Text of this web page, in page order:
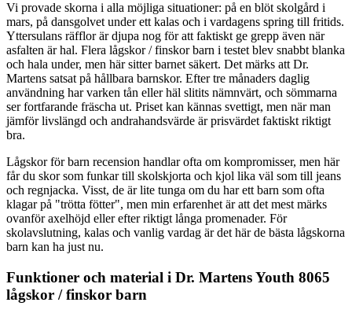
Vi provade skorna i alla möjliga situationer: på en blöt skolgård i
mars, på dansgolvet under ett kalas och i vardagens spring till fritids.
Yttersulans räfflor är djupa nog för att faktiskt ge grepp även när
asfalten är hal. Flera lågskor / finskor barn i testet blev snabbt blanka
och hala under, men här sitter barnet säkert. Det märks att Dr.
Martens satsat på hållbara barnskor. Efter tre månaders daglig
användning har varken tån eller häl slitits nämnvärt, och sömmarna
ser fortfarande fräscha ut. Priset kan kännas svettigt, men när man
jämför livslängd och andrahandsvärde är prisvärdet faktiskt riktigt
bra.
Lågskor för barn recension handlar ofta om kompromisser, men här
får du skor som funkar till skolskjorta och kjol lika väl som till jeans
och regnjacka. Visst, de är lite tunga om du har ett barn som ofta
klagar på "trötta fötter", men min erfarenhet är att det mest märks
ovanför axelhöjd eller efter riktigt långa promenader. För
skolavslutning, kalas och vanlig vardag är det här de bästa lågskorna
barn kan ha just nu.
Funktioner och material i Dr. Martens Youth 8065
lågskor / finskor barn